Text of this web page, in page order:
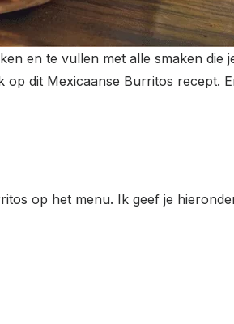
en te vullen met alle smaken die
op dit Mexicaanse Burritos recept.
op het menu. Ik geef je